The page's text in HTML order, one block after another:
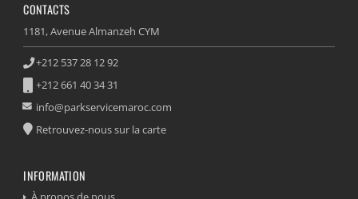
CONTACTS
1181, Avenue Almanzeh CYM
+212 537 28 12 92
+212 661 40 34 31
info@parkservicemaroc.com
Retrouvez-nous sur la carte
INFORMATION